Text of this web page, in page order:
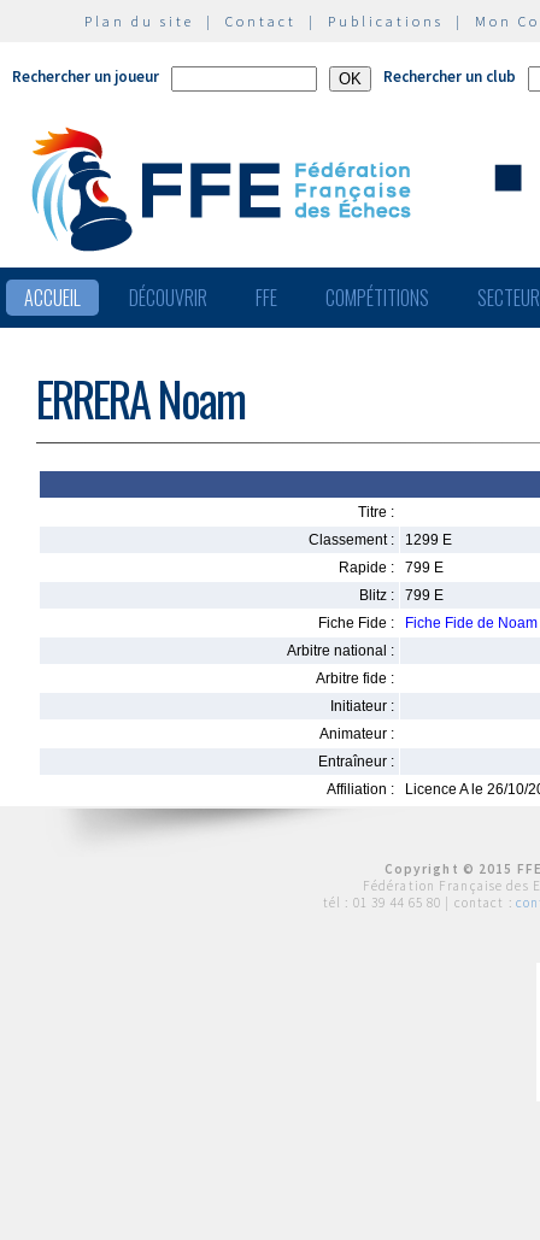
Plan du site | Contact | Publications | Mon
Rechercher un joueur Rechercher un club
ACCUEIL DÉCOUVRIR FFE COMPÉTITIONS
ERRERA Noam
Titre :
Classement :
1299 E
Rapide :
799 E
Blitz :
799 E
Fiche Fide :
Fiche Fide de
Arbitre national :
Arbitre fide :
Initiateur :
Animateur :
Entraîneur :
Affiliation :
Licence A le 26/10/
Copyright © 2015
Fédération Française des
tél : 01 39 44 65 80 | contact :